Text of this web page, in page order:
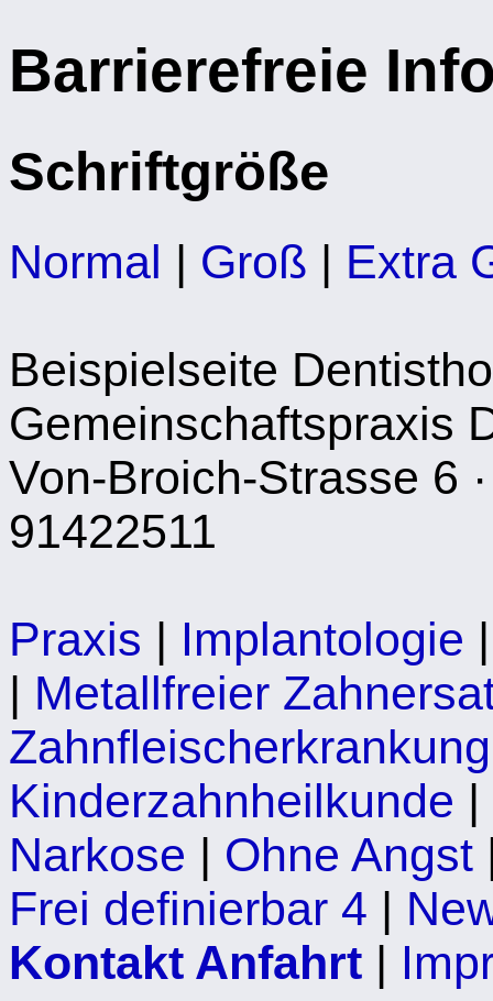
Barrierefreie
Schriftgröße
Normal | Groß | Extra
Beispielseite
Gemeinschaftspraxis
Von-Broich-Strasse 6
91422511
Praxis | Implantologie
| Metallfreier
Zahnfleischerkrankung
Kinderzahnheilkunde |
Narkose | Ohne Angst
Frei definierbar 4 |
Kontakt Anfahrt |